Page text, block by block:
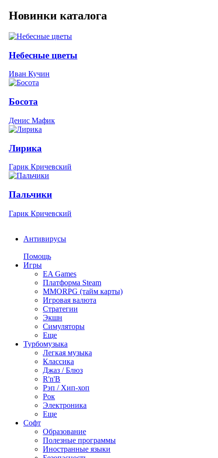
Новинки каталога
Небесные цветы
Иван Кучин
Босота
Денис Мафик
Лирика
Гарик Кричевский
Пальчики
Гарик Кричевский
Антивирусы
Помощь
Игры
EA Games
Платформа Steam
MMORPG (тайм карты)
Игровая валюта
Стратегии
Экшн
Симуляторы
Еще
Турбомузыка
Легкая музыка
Классика
Джаз / Блюз
R'n'B
Рэп / Хип-хоп
Рок
Электроника
Еще
Софт
Образование
Полезные программы
Иностранные языки